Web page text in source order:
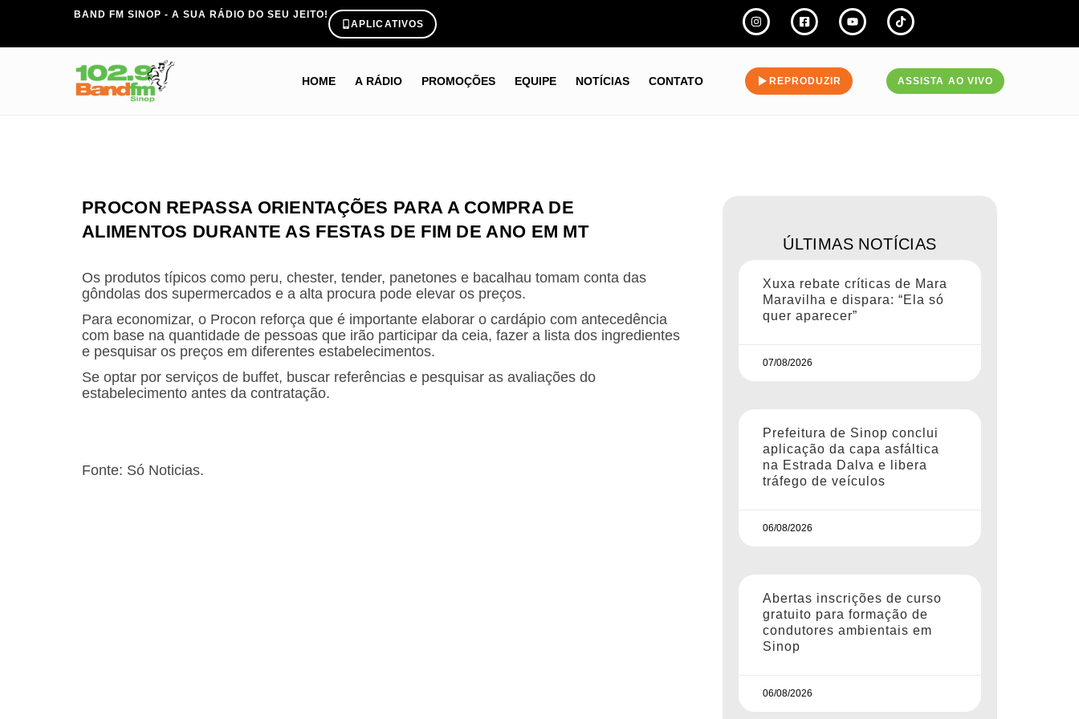
BAND FM SINOP - A SUA RÁDIO DO SEU JEITO!
APLICATIVOS
HOME A RÁDIO PROMOÇÕES EQUIPE NOTÍCIAS CONTATO REPRODUZIR ASSISTA AO VIVO
PROCON REPASSA ORIENTAÇÕES PARA A COMPRA DE
ALIMENTOS DURANTE AS FESTAS DE FIM DE ANO EM MT
Os produtos típicos como peru, chester, tender, panetones e bacalhau tomam conta das
gôndolas dos supermercados e a alta procura pode elevar os preços.
Para economizar, o Procon reforça que é importante elaborar o cardápio com antecedência
com base na quantidade de pessoas que irão participar da ceia, fazer a lista dos ingredientes
e pesquisar os preços em diferentes estabelecimentos.
Se optar por serviços de buffet, buscar referências e pesquisar as avaliações do
estabelecimento antes da contratação.
Fonte: Só Noticias.
ÚLTIMAS NOTÍCIAS
Xuxa rebate críticas de Mara
Maravilha e dispara: “Ela só
quer aparecer”
07/08/2026
Prefeitura de Sinop conclui
aplicação da capa asfáltica
na Estrada Dalva e libera
tráfego de veículos
06/08/2026
Abertas inscrições de curso
gratuito para formação de
condutores ambientais em
Sinop
06/08/2026